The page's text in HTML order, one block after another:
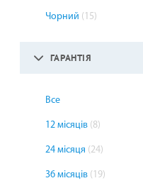
Чорний (15)
ГАРАНТІЯ
Все
12 місяців (8)
24 місяця (24)
36 місяців (19)